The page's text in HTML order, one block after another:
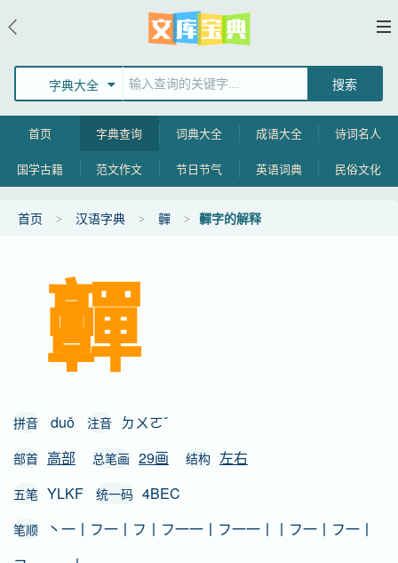
字典大全
首页 字典查询 词典大全 成语大全 诗词名人
国学古籍 范文作文 节日节气 英语词典 民俗文化
首页 汉语字典 䯬 䯬字的解释
䯬
拼音 duǒ 注音 ㄉㄨㄛˇ
部首 高部 总笔画 29画 结构 左右
五笔 YLKF 统一码 4BEC
笔顺
丶一丨フ一丨フ丨フ一一丨フ一一丨丨フ一丨フ一丨